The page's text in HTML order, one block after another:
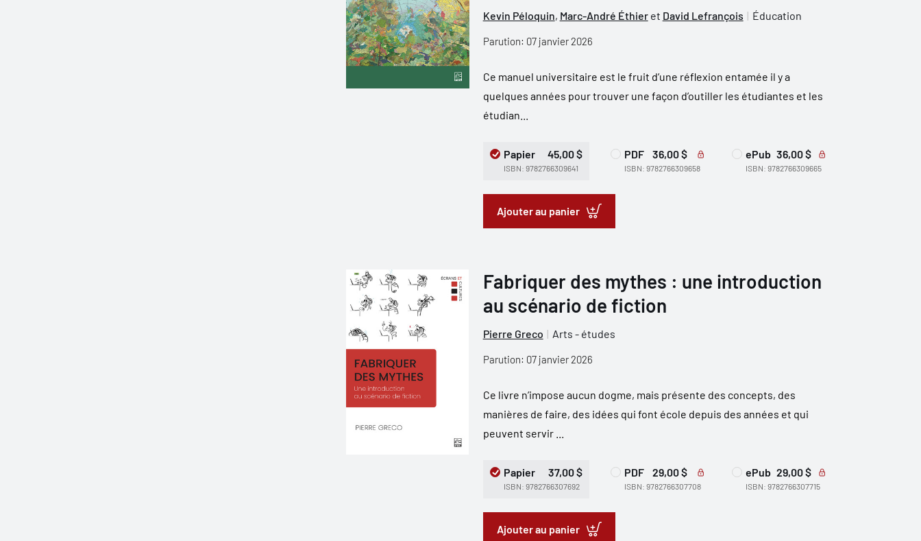
Kevin Péloquin, Marc-André Éthieret David Lefrançois Éducation
Parution: 07 janvier 2026
Ce manuel universitaire est le fruit d’une réflexion entamée il y a
quelques années pour trouver une façon d’outiller les étudiantes et les
étudian...
Papier 45,00 $
ISBN: 9782766309641
PDF 36,00 $
ISBN: 9782766309658
ePub 36,00 $
ISBN: 9782766309665
Ajouter au panier
Fabriquer des mythes : une introduction
au scénario de fiction
Pierre Greco Arts - études
Parution: 07 janvier 2026
Ce livre n’impose aucun dogme, mais présente des concepts, des
manières de faire, des idées qui font école depuis des années et qui
peuvent servir ...
Papier 37,00 $
ISBN: 9782766307692
PDF 29,00 $
ISBN: 9782766307708
ePub 29,00 $
ISBN: 9782766307715
Ajouter au panier